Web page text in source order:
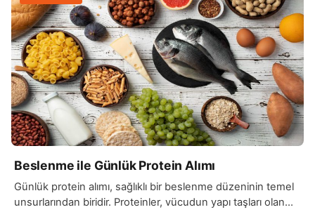
Beslenme ile Günlük Protein Alımı
Günlük protein alımı, sağlıklı bir beslenme düzeninin temel
unsurlarından biridir. Proteinler, vücudun yapı taşları olan